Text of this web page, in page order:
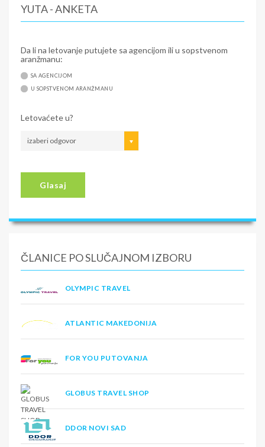
YUTA - ANKETA
Da li na letovanje putujete sa agencijom ili u sopstvenom
aranžmanu:
SA AGENCIJOM
U SOPSTVENOM ARANŽMANU
Letovaćete u?
izaberi odgovor
Glasaj
ČLANICE PO SLUČAJNOM IZBORU
OLYMPIC TRAVEL
ATLANTIC MAKEDONIJA
FOR YOU PUTOVANJA
GLOBUS TRAVEL SHOP
DDOR NOVI SAD